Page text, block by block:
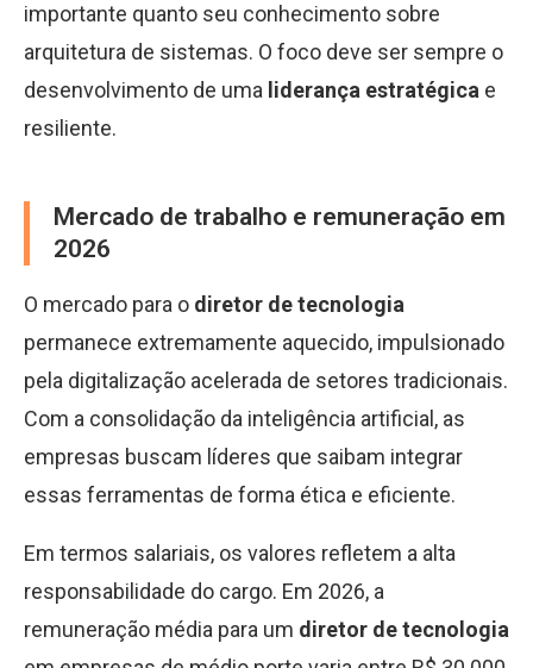
importante quanto seu conhecimento sobre
arquitetura de sistemas. O foco deve ser sempre o
desenvolvimento de uma liderança estratégica e
resiliente.
Mercado de trabalho e remuneração em
2026
O mercado para o diretor de tecnologia
permanece extremamente aquecido, impulsionado
pela digitalização acelerada de setores tradicionais.
Com a consolidação da inteligência artificial, as
empresas buscam líderes que saibam integrar
essas ferramentas de forma ética e eficiente.
Em termos salariais, os valores refletem a alta
responsabilidade do cargo. Em 2026, a
remuneração média para um diretor de tecnologia